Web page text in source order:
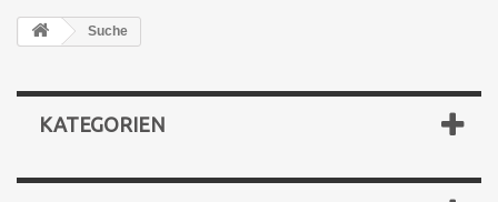
Suche
KATEGORIEN